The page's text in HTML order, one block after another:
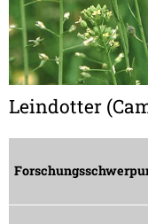
Leindotter